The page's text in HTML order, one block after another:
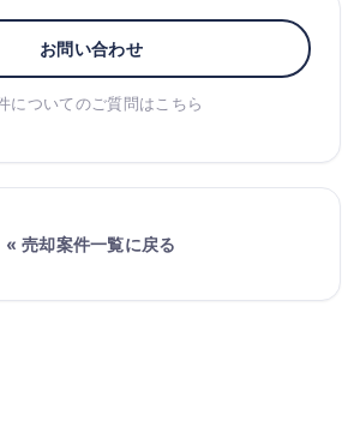
お問い合わせ
についてのご質問はこちら
« 売却案件一覧に戻る